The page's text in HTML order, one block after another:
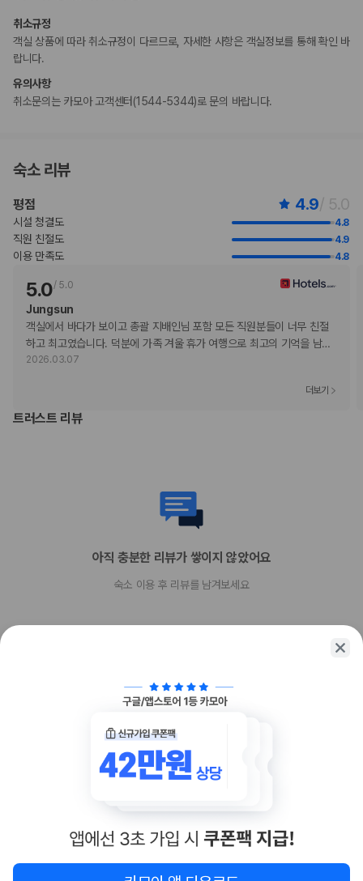
이 숙박 시설은 안전을 위해 소화기, 연기 감지기, 보안 시스템, 방범창 등을
갖추고 있습니다.
이 숙박 시설에는 어린이에게 적합하지 않을 수 있는 발코니, 파티오, 테라
스와 같은 야외 공간이 있습니다. 이 부분이 염려되시면 도착 전에 숙박 시
설에 연락하여 적합한 객실을 이용할 수 있는지 확인하시기 바랍니다.
이 숙박 시설은 Lead with Care(포시즌스)의 청소 및 소독 지침을 준수합
습니다. 명시된 정책은 숙박 시설에서 제공했습니다.
만 17세 미만의 어린이는 패밀리 수영장만 이용할 수 있습니다.
등록된 고객만 객실에 허용됩니다.
고객의 안전을 위해 모든 거래 시 현금 없이 결제 가능 등의 조치를 시행 중
입니다.
비대면 체크인, 비대면 체크아웃 서비스를 이용하실 수 있습니다.
지불 요금
체크인 또는 체크아웃 시 숙박 시설에서 다음 요금을 청구할 수 있습니다(요금에
는 해당 세금이 포함될 수 있음).
12월 24일 크리스마스 이브 기념 만찬행사(성인 1인 기준): USD 317.63
12월 24일 크리스마스 이브 기념 만찬행사(어린이 1인 기준): USD
세)
뷔페 아침 식사 요금: 성인 USD 107.73 ~ 184.8, 어린이 USD 34.65
American Express
반려동물 허용 최대 무게(1마리당, kg 기준) 13
취소규정
객실 상품에 따라 취소규정이 다르므로, 자세한 사항은 객실정보를 통해 확인 바
랍니다.
유의사항
취소문의는 카모아 고객센터(1544-5344)로 문의 바랍니다.
숙소 리뷰
평점 4.9/ 5.0
시설 청결도 4.8
직원 친절도 4.9
이용 만족도 4.8
5.0/ 5.0
Jungsun
객실에서 바다가 보이고 총괄 지배인님 포함 모든 직원분들이 너무 친절
하고 최고였습니다. 덕분에 가족 겨울 휴가 여행으로 최고의 기억을 남…
2026.03.07
더보기
트러스트 리뷰
아직 충분한 리뷰가 쌓이지 않았어요
숙소 이용 후 리뷰를 남겨보세요
함께 가는 친구에게 정보를 공유해보세요
카카오톡 링크복사